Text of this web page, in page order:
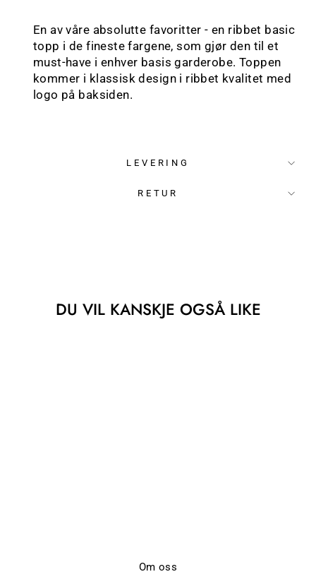
En av våre absolutte favoritter - en ribbet basic
topp i de fineste fargene, som gjør den til et
must-have i enhver basis garderobe. Toppen
kommer i klassisk design i ribbet kvalitet med
logo på baksiden.
LEVERING
RETUR
DU VIL KANSKJE OGSÅ LIKE
Om oss